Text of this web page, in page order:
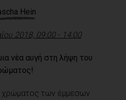
Hein
2018, 09:00 - 14:00
νέα αυγή στη λήψη του
χρώματος των έμμεσων